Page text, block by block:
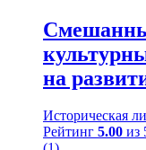
на
Историческая
Рейтинг 5.00 из